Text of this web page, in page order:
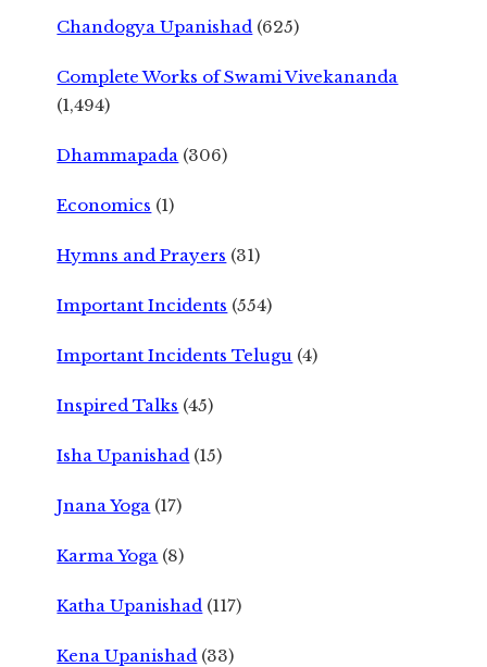
Chandogya Upanishad (625)
Complete Works of Swami Vivekananda
(1,494)
Dhammapada (306)
Economics (1)
Hymns and Prayers (31)
Important Incidents (554)
Important Incidents Telugu (4)
Inspired Talks (45)
Isha Upanishad (15)
Jnana Yoga (17)
Karma Yoga (8)
Katha Upanishad (117)
Kena Upanishad (33)